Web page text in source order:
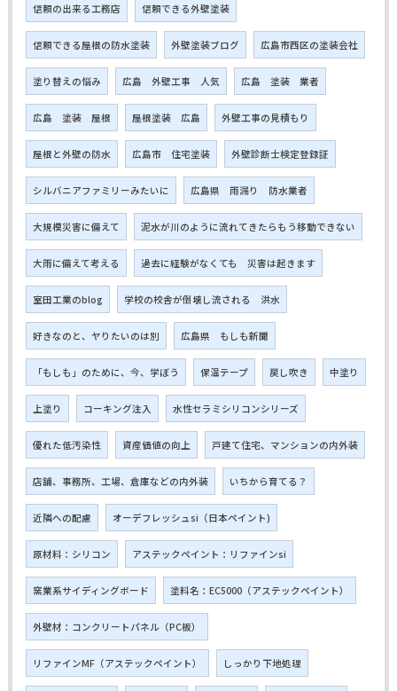
信頼の出来る工務店 信頼できる外壁塗装
信頼できる屋根の防水塗装 外壁塗装ブログ 広島市西区の塗装会社
塗り替えの悩み 広島 外壁工事 人気 広島 塗装 業者
広島 塗装 屋根 屋根塗装 広島 外壁工事の見積もり
屋根と外壁の防水 広島市 住宅塗装 外壁診断士検定登録証
シルバニアファミリーみたいに 広島県 雨漏り 防水業者
大規模災害に備えて 泥水が川のように流れてきたらもう移動できない
大雨に備えて考える 過去に経験がなくても 災害は起きます
室田工業のblog 学校の校舎が倒壊し流される 洪水
好きなのと、ヤりたいのは別 広島県 もしも新聞
「もしも」のために、今、学ぼう 保温テープ 戻し吹き 中塗り
上塗り コーキング注入 水性セラミシリコンシリーズ
優れた低汚染性 資産価値の向上 戸建て住宅、マンションの内外装
店舗、事務所、工場、倉庫などの内外装 いちから育てる？
近隣への配慮 オーデフレッシュsi（日本ペイント)
原材料：シリコン アステックペイント：リファインsi
窯業系サイディングボード 塗料名：EC5000（アステックペイント）
外壁材：コンクリートパネル（PC板）
リファインMF（アステックペイント） しっかり下地処理